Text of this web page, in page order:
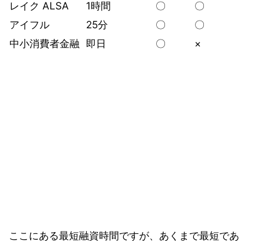
レイク ALSA 1時間 〇
〇
アイフル
25分 〇
〇
中小消費者金融
即日 〇 ×
ここにある最短融資時間ですが、あくまで最短であ